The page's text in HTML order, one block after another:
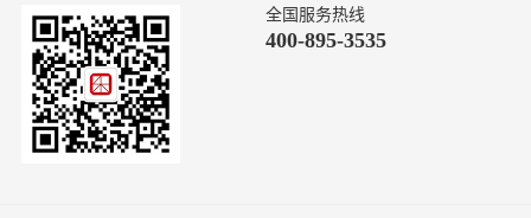
全国服务热线
400-895-3535